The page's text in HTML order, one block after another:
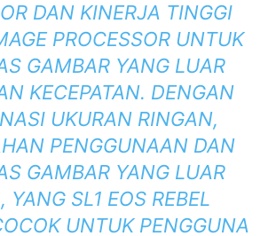
DAN KINERJA TINGGI
PROCESSOR UNTUK
GAMBAR YANG LUAR
KECEPATAN. DENGAN
UKURAN RINGAN,
PENGGUNAAN DAN
GAMBAR YANG LUAR
YANG SL1 EOS REBEL
UNTUK PENGGUNA